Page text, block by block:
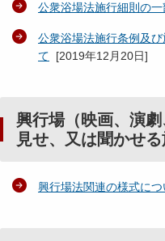
公衆浴場法施行細則の
公衆浴場法施行条例及
て [2019年12月20日]
興行場（映画、演
見せ、又は聞かせ
興行場法関連の様式につ